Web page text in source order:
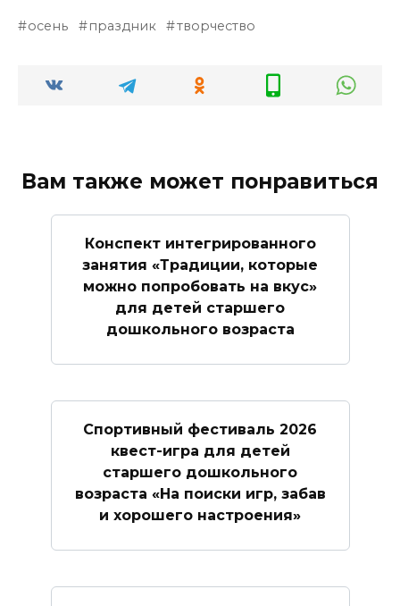
осень праздник творчество
Вам также может понравиться
Конспект интегрированного
занятия «Традиции, которые
можно попробовать на вкус»
для детей старшего
дошкольного возраста
Спортивный фестиваль 2026
квест-игра для детей
старшего дошкольного
возраста «На поиски игр, забав
и хорошего настроения»